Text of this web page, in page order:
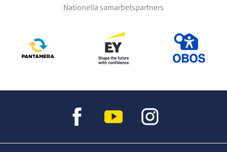
Nationella samarbetspartners